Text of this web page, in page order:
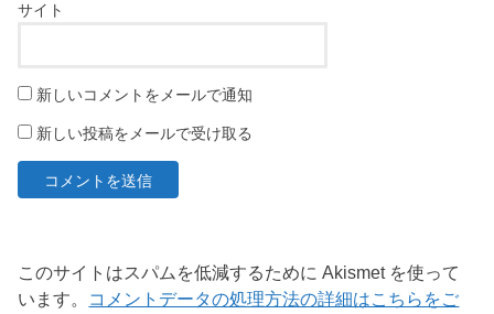
サイト
新しいコメントをメールで通知
新しい投稿をメールで受け取る
このサイトはスパムを低減するために Akismet を使って
います。 コメントデータの処理方法の詳細はこちらをご